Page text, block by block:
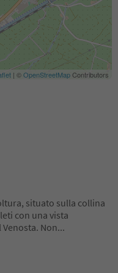
| ©OpenStreetMapContributors
situato sulla collina
con una vista
Non...